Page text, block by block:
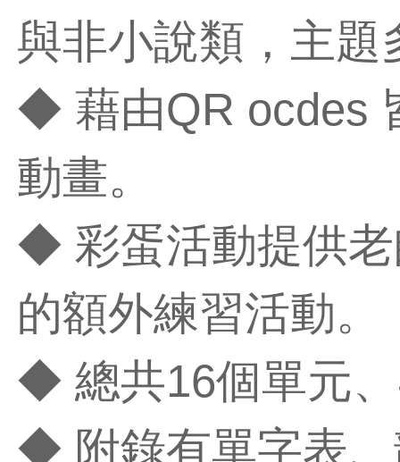
與非小說類，主題
◆ 藉由QR ocdes
動畫。
◆ 彩蛋活動提供
的額外練習活動。
◆ 總共16個單元
◆ 附錄有單字表